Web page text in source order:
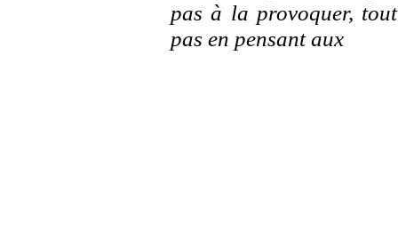
pas à la provoquer,
pas en pensant aux